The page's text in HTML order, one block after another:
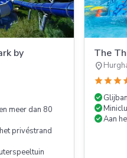
by
meer dan 80
privéstrand
The
location_on
starstarstar
check_circle
check_circle
check_circleAan